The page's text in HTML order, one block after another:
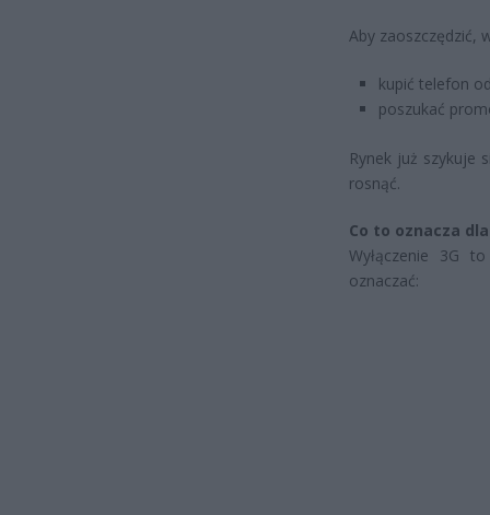
Aby zaoszczędzić,
kupić telefon
poszukać
Rynek już szykuje
rosnąć.
Co to oznacza
Wyłączenie 3G
oznaczać: